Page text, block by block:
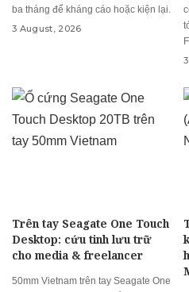
ba tháng để kháng cáo hoặc kiện lại.
3 August, 2026
Trên tay Seagate One Touch
Desktop: cứu tinh lưu trữ
cho media & freelancer
50mm Vietnam trên tay Seagate One